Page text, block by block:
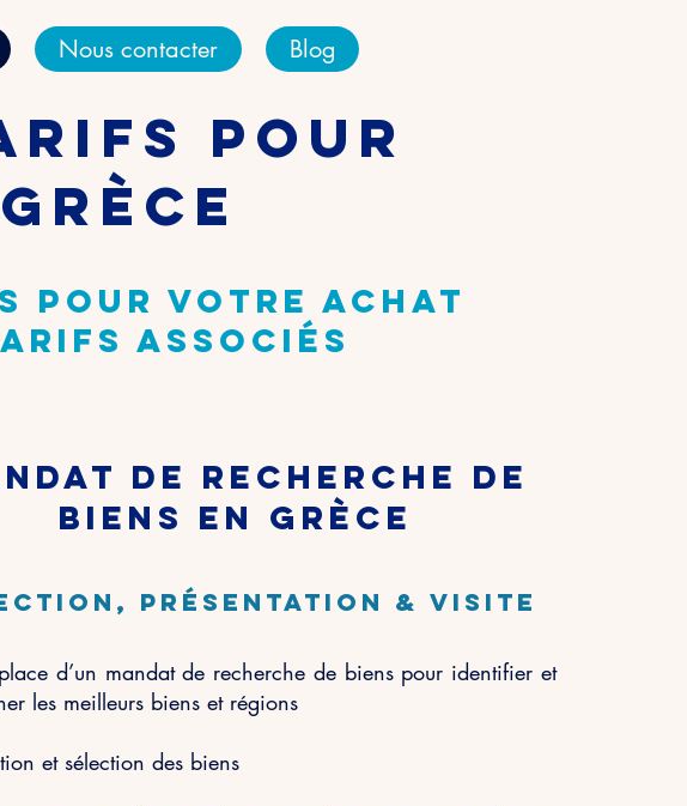
Nous contacter Blog
pour
pour votre achat
associés
de recherche de
biens en Grèce
n, présentation & visite
d’un mandat de recherche de biens pour identifier et
les meilleurs biens et régions
et sélection des biens